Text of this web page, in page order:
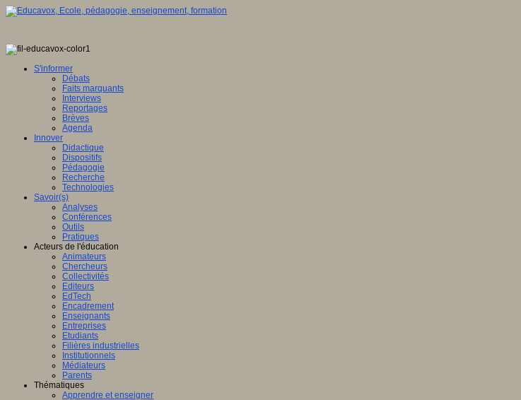
S'informer
Débats
Faits marquants
Interviews
Reportages
Brèves
Agenda
Innover
Didactique
Dispositifs
Pédagogie
Recherche
Technologies
Savoir(s)
Analyses
Conférences
Outils
Pratiques
Acteurs de l'éducation
Animateurs
Chercheurs
Collectivités
Editeurs
EdTech
Encadrement
Enseignants
Entreprises
Etudiants
Filières industrielles
Institutionnels
Médiateurs
Parents
Thématiques
Apprendre et enseigner